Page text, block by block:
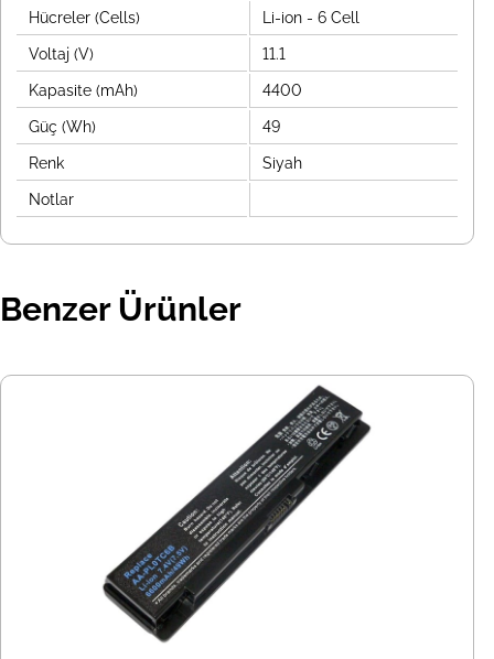
Hücreler (Cells) Li-ion - 6 Cell
Voltaj (V) 11.1
Kapasite (mAh) 4400
Güç (Wh) 49
Renk Siyah
Notlar
Benzer Ürünler